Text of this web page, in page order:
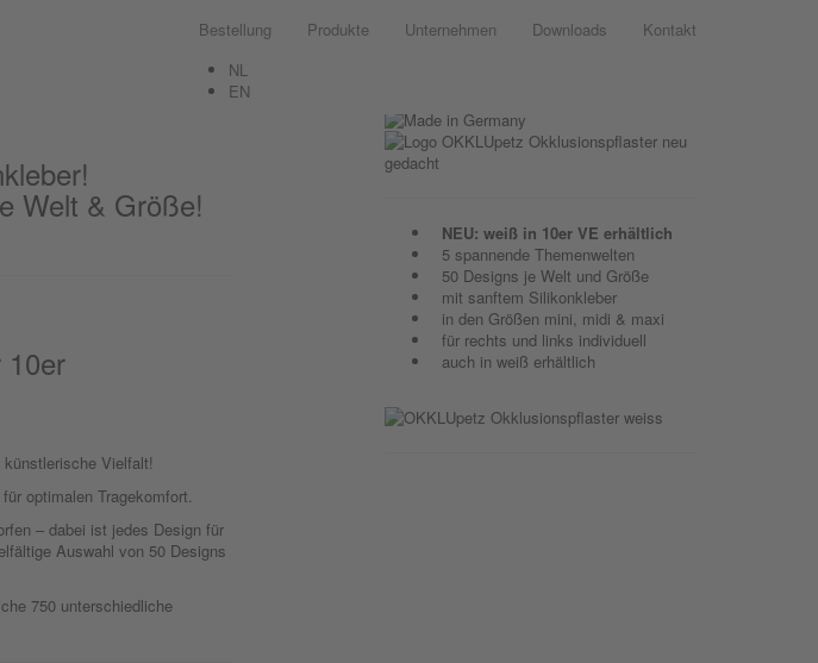
Bestellung Produkte Unternehmen Downloads
Kontakt
NL
EN
Welt & Größe!
10er
Vielfalt!
optimalen Tragekomfort.
– dabei ist jedes Design für
Auswahl von 50 Designs
750 unterschiedliche
NEU: weiß in 10er VE erhältlich
5 spannende Themenwelten
50 Designs je Welt und Größe
mit sanftem Silikonkleber
in den Größen mini, midi & maxi
für rechts und links individuell
auch in weiß erhältlich